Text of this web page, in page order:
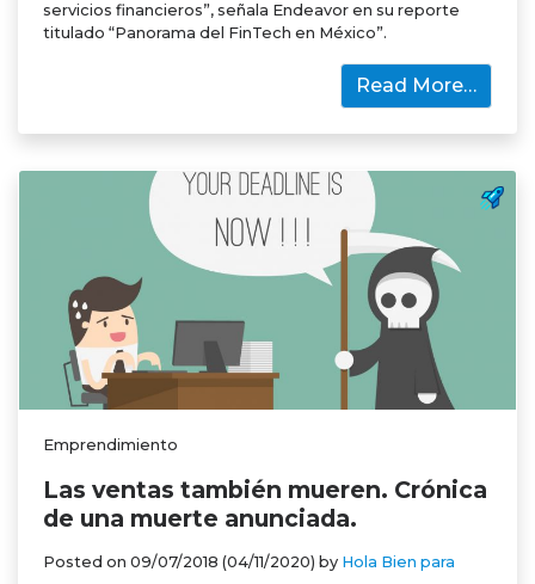
servicios financieros”, señala Endeavor en su reporte
titulado “Panorama del FinTech en México”.
Read More…
Emprendimiento
Las ventas también mueren. Crónica
de una muerte anunciada.
Posted on 09/07/2018 (04/11/2020) by Hola Bien para